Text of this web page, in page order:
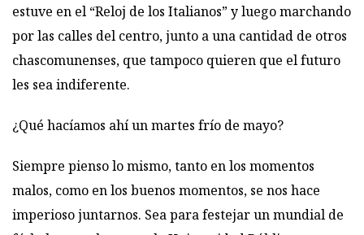
estuve en el “Reloj de los Italianos” y luego marchando
por las calles del centro, junto a una cantidad de otros
chascomunenses, que tampoco quieren que el futuro
les sea indiferente.
¿Qué hacíamos ahí un martes frío de mayo?
Siempre pienso lo mismo, tanto en los momentos
malos, como en los buenos momentos, se nos hace
imperioso juntarnos. Sea para festejar un mundial de